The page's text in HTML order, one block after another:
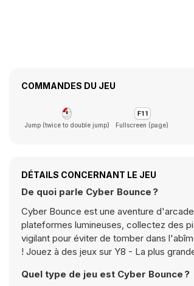
COMMANDES DU JEU
Jump (twice to double jump) Fullscreen (page)
DÉTAILS CONCERNANT LE JEU
De quoi parle Cyber Bounce ?
Cyber Bounce est une aventure
plateformes lumineuses, collectez des
vigilant pour éviter de tomber dans
! Jouez à des jeux sur Y8 - La plus
Quel type de jeu est Cyber Bounce ?